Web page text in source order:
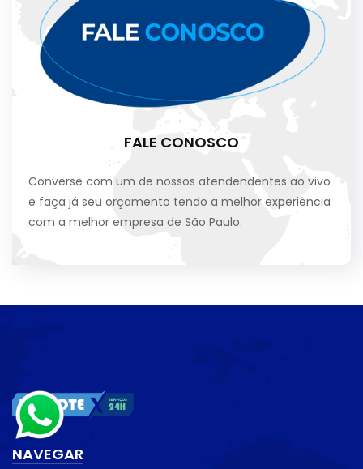
FALE CONOSCO
Converse com um de nossos atendendentes ao vivo
e faça já seu orçamento tendo a melhor experiência
com a melhor empresa de São Paulo.
NAVEGAR